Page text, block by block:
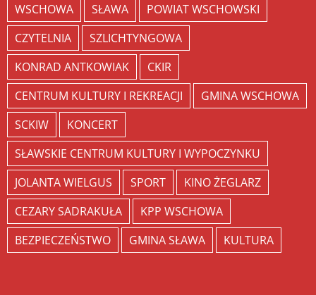
WSCHOWA SŁAWA
POWIAT WSCHOWSKI
CZYTELNIA
SZLICHTYNGOWA
KONRAD ANTKOWIAK
CKIR
CENTRUM KULTURY I REKREACJI
GMINA WSCHOWA
SCKIW
KONCERT
SŁAWSKIE CENTRUM KULTURY I WYPOCZYNKU
JOLANTA WIELGUS
SPORT
KINO ŻEGLARZ
CEZARY SADRAKUŁA
KPP WSCHOWA
BEZPIECZEŃSTWO
GMINA SŁAWA KULTURA